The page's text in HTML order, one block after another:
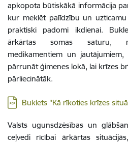
apkopota būtiskākā informācija
kur meklēt palīdzību un
praktiski padomi ikdienai.
ārkārtas somas saturu,
medikamentiem un
pārrunāt ģimenes lokā, lai krīzes
pārliecinātāk.
Lejupielādēt:
Buklets ''Kā rīkoties krīzes
Valsts ugunsdzēsības un
ceļvedi rīcībai ārkārtas